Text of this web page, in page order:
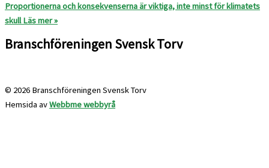
Proportionerna och konsekvenserna är viktiga, inte minst för klimatets
skullLäs mer »
Branschföreningen Svensk Torv
© 2026 Branschföreningen Svensk Torv
Hemsida avWebbme webbyrå